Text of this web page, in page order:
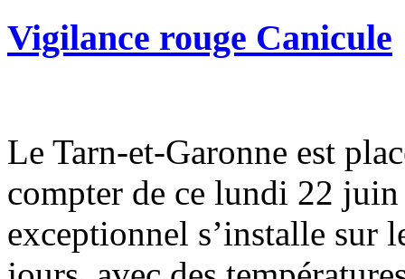
Vigilance rouge Canicule
Le Tarn-et-Garonne est
compter de ce lundi 22
exceptionnel s’installe sur